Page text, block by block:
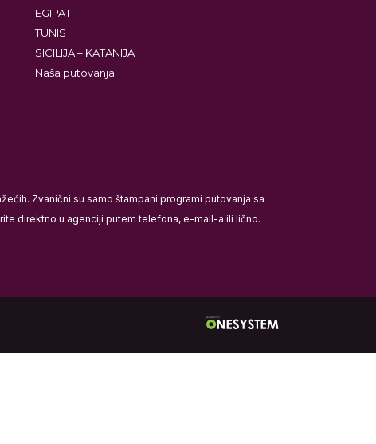
EGIPAT
TUNIS
SICILIJA – KATANIJA
Naša putovanja
Zvanični su samo štampani programi putovanja sa
direktno u agenciji putem telefona, e-mail-a ili lično.